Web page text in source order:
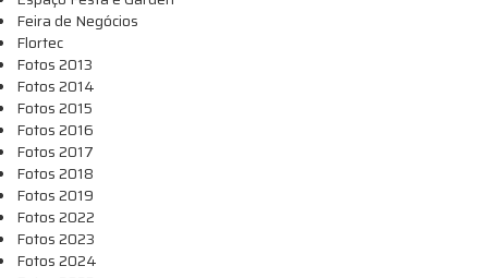
Feira de Negócios
Flortec
Fotos 2013
Fotos 2014
Fotos 2015
Fotos 2016
Fotos 2017
Fotos 2018
Fotos 2019
Fotos 2022
Fotos 2023
Fotos 2024